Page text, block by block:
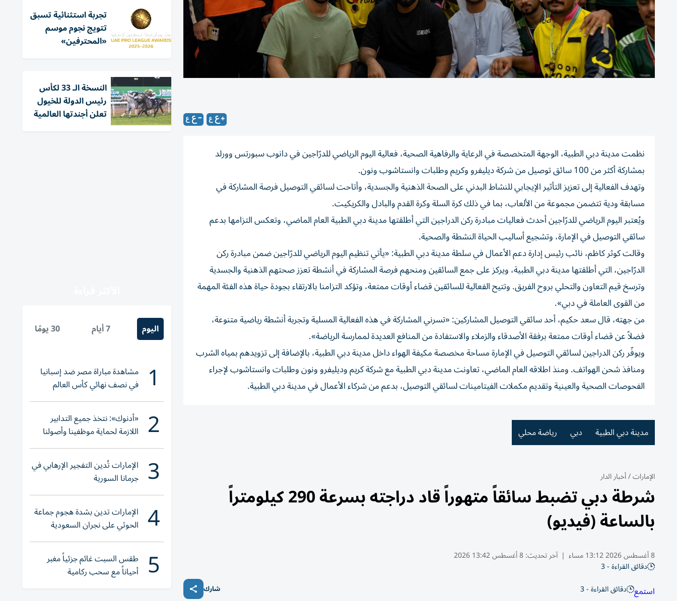
نظمت مدينة دبي الطبية، الوجهة المتخصصة في الرعاية والرفاهية الصحية، فعالية اليوم الرياضي للدرّاجين في دانوب سبورتس وورلد
بمشاركة أكثر من 100 سائق توصيل من شركة ديليفرو وكريم وطلبات وانستاشوب ونون.
وتهدف الفعالية إلى تعزيز التأثير الإيجابي للنشاط البدني على الصحة الذهنية والجسدية، وأتاحت لسائقي التوصيل فرصة المشاركة في
مسابقة ودية تتضمن مجموعة من الألعاب، بما في ذلك كرة السلة وكرة القدم والبادل والكريكيت.
ويُعتبر اليوم الرياضي للدرّاجين أحدث فعاليات مبادرة ركن الدراجين التي أطلقتها مدينة دبي الطبية العام الماضي، وتعكس التزامها بدعم
سائقي التوصيل في الإمارة، وتشجيع أساليب الحياة النشطة والصحية.
وقالت كوثر كاظم، نائب رئيس إدارة دعم الأعمال في سلطة مدينة دبي الطبية: «يأتي تنظيم اليوم الرياضي للدرّاجين ضمن مبادرة ركن
الدرّاجين، التي أطلقتها مدينة دبي الطبية، ويركز على جمع السائقين ومنحهم فرصة المشاركة في أنشطة تعزز صحتهم الذهنية والجسدية
وترسخ قيم التعاون والتحلي بروح الفريق. وتتيح الفعالية للسائقين قضاء أوقات ممتعة، وتؤكد التزامنا بالارتقاء بجودة حياة هذه الفئة المهمة
من القوى العاملة في دبي».
من جهته، قال سعد حكيم، أحد سائقي التوصيل المشاركين: «تسرني المشاركة في هذه الفعالية المسلية وتجربة أنشطة رياضية متنوعة،
فضلاً عن قضاء أوقات ممتعة برفقة الأصدقاء والزملاء والاستفادة من المنافع العديدة لممارسة الرياضة».
ويوفّر ركن الدراجين لسائقي التوصيل في الإمارة مساحة مخصصة مكيفة الهواء داخل مدينة دبي الطبية، بالإضافة إلى تزويدهم بمياه الشرب
ومنافذ شحن الهواتف. ومنذ اطلاقه العام الماضي، تعاونت مدينة دبي الطبية مع شركة كريم وديليفرو ونون وطلبات وانستاشوب لإجراء
الفحوصات الصحية والعينية وتقديم مكملات الفيتامينات لسائقي التوصيل، بدعم من شركاء الأعمال في مدينة دبي الطبية.
مدينة دبي الطبية دبي رياضة محلي
الإمارات/أخبار الدار
شرطة دبي تضبط سائقاً متهوراً قاد دراجته بسرعة 290 كيلومتراً
بالساعة (فيديو)
8 أغسطس 2026 13:12 مساء | آخر تحديث:8 أغسطس 13:42 2026
دقائق القراءة - 3
استمع دقائق القراءة - 3 شارك
تجربة استثنائية تسبق
تتويج نجوم موسم
«المحترفين»
النسخة الـ 33 لكأس
رئيس الدولة للخيول
تعلن أجندتها العالمية
اليوم 7 أيام 30 يومًا
1 مشاهدة مباراة مصر ضد إسبانيا
في نصف نهائي كأس العالم
لناشئات اليد 2026
2 «أدنوك»: نتخذ جميع التدابير
اللازمة لحماية موظفينا وأصولنا
وعملياتنا
3 الإمارات تُدين التفجير الإرهابي في
جرمانا السورية
4 الإمارات تدين بشدة هجوم جماعة
الحوثي على نجران السعودية
5 طقس السبت غائم جزئياً مغبر
أحياناً مع سحب ركامية